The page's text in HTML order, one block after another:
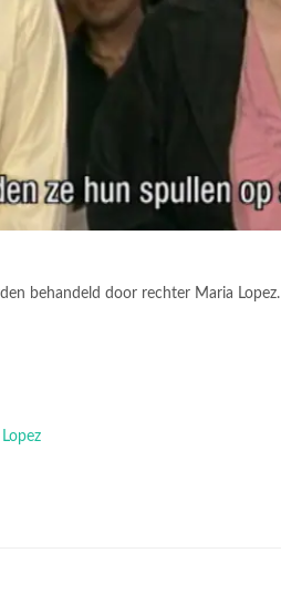
behandeld door rechter Maria Lopez.